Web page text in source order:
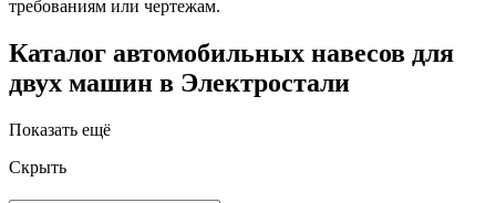
требованиям или чертежам.
Каталог автомобильных навесов для
двух машин в Электростали
Показать ещё
Скрыть